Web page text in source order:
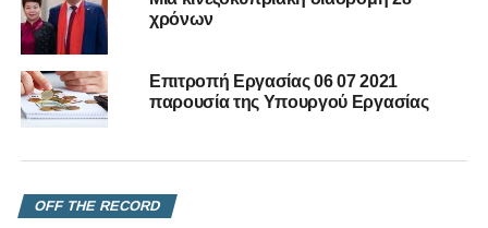
χρόνων
Επιτροπή Εργασίας 06 07 2021
παρουσία της Υπουργού Εργασίας
OFF THE RECORD